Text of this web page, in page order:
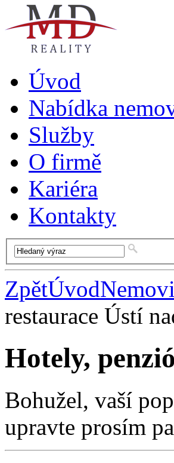
Úvod
Nabídka
Služby
O firmě
Kariéra
Kontakty
ZpětÚvod
restaurace Ústí
Hotely,
Bohužel, vaší
upravte prosím